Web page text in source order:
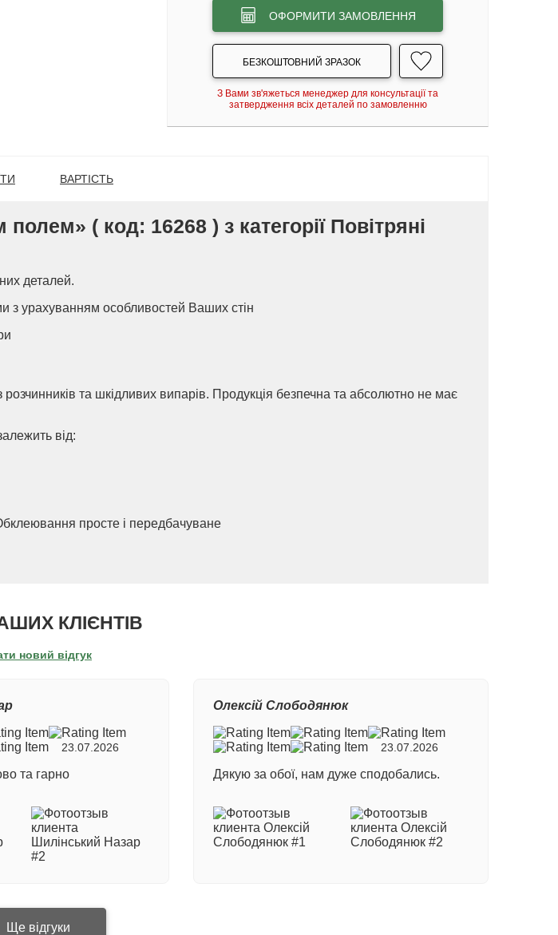
ОФОРМИТИ ЗАМОВЛЕННЯ
БЕЗКОШТОВНИЙ ЗРАЗОК
З Вами зв'яжеться менеджер для консультації та
затвердження всіх деталей по замовленню
ВАРТІСТЬ
( код: 16268 ) з категорії Повітряні
деталей.
з урахуванням особливостей Ваших стін
та шкідливих випарів. Продукція безпечна та абсолютно не має
від:
просте і передбачуване
КЛІЄНТІВ
новий відгук
23.07.2026
та гарно
Олексій Слободянюк
23.07.2026
Дякую за обої, нам дуже сподобались.
Ще відгуки